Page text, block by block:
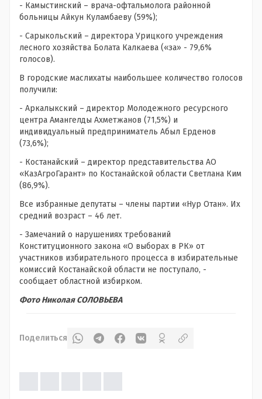
- Камыстинский – врача-офтальмолога районной
больницы Айкун Куламбаеву (59%);
- Сарыкольский – директора Урицкого учреждения
лесного хозяйства Болата Калкаева («за» - 79,6%
голосов).
В городские маслихаты наибольшее количество голосов
получили:
- Аркалыкский – директор Молодежного ресурсного
центра Амангелды Ахметжанов (71,5%) и
индивидуальный предприниматель Абыл Ерденов
(73,6%);
- Костанайский – директор представительства АО
«КазАгроГарант» по Костанайской области Светлана Ким
(86,9%).
Все избранные депутаты – члены партии «Нур Отан». Их
средний возраст – 46 лет.
- Замечаний о нарушениях требований
Конституционного закона «О выборах в РК» от
участников избирательного процесса в избирательные
комиссий Костанайской области не поступало, -
сообщает областной избирком.
Фото Николая СОЛОВЬЕВА
Поделиться